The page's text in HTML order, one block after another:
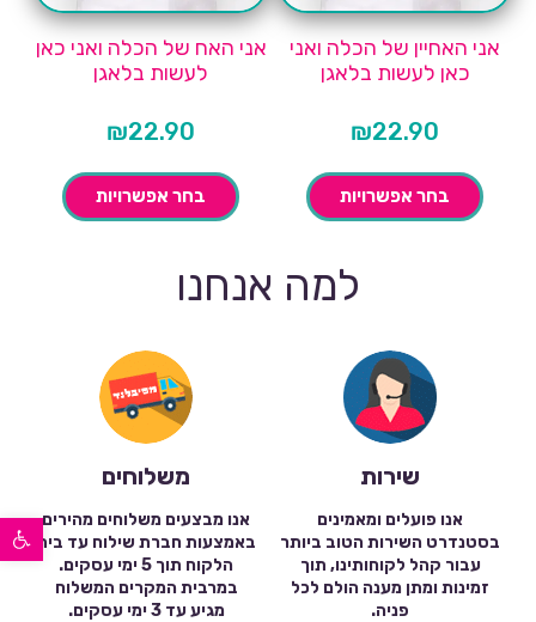
פתח סרגל נגישות
אני האחיין של הכלה ואני
כאן לעשות בלאגן
₪22.90
בחר אפשרויות
אני האח של הכלה ואני כאן
לעשות בלאגן
₪22.90
בחר אפשרויות
למה אנחנו
שירות
אנו פועלים ומאמינים
בסטנדרט השירות הטוב ביותר
עבור קהל לקוחותינו, תוך
זמינות ומתן מענה הולם לכל
פניה.
משלוחים
אנו מבצעים משלוחים מהירים
באמצעות חברת שילוח עד בית
הלקוח תוך 5 ימי עסקים.
במרבית המקרים המשלוח
מגיע עד 3 ימי עסקים.